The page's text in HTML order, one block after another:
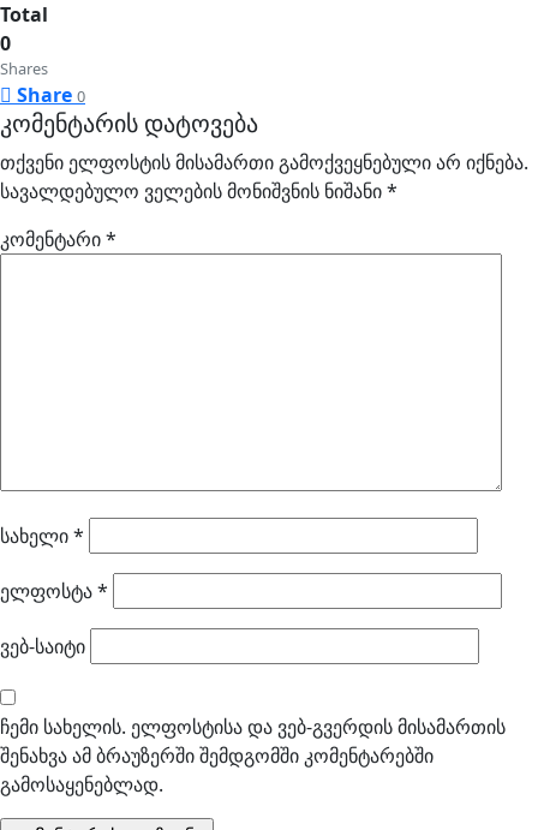
Total
0
Shares
Share 0
კომენტარის დატოვება
თქვენი ელფოსტის მისამართი გამოქვეყნებული არ იქნება.
სავალდებულო ველების მონიშვნის ნიშანი*
კომენტარი*
სახელი*
ელფოსტა*
ვებ-საიტი
ჩემი სახელის. ელფოსტისა და ვებ-გვერდის მისამართის
შენახვა ამ ბრაუზერში შემდგომში კომენტარებში
გამოსაყენებლად.